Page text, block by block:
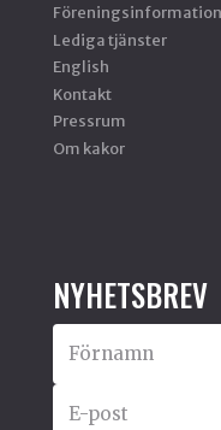
Föreningsinformation
Lediga tjänster
English
Kontakt
Pressrum
Om kakor
NYHETSBREV